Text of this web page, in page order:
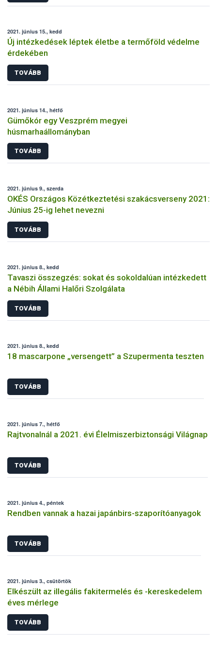
2021. június 15., kedd
Új intézkedések léptek életbe a termőföld védelme
érdekében
TOVÁBB
2021. június 14., hétfő
Gümőkór egy Veszprém megyei
húsmarhaállományban
TOVÁBB
2021. június 9., szerda
OKÉS Országos Közétkeztetési szakácsverseny 2021:
Június 25-ig lehet nevezni
TOVÁBB
2021. június 8., kedd
Tavaszi összegzés: sokat és sokoldalúan intézkedett
a Nébih Állami Halőri Szolgálata
TOVÁBB
2021. június 8., kedd
18 mascarpone „versengett” a Szupermenta teszten
TOVÁBB
2021. június 7., hétfő
Rajtvonalnál a 2021. évi Élelmiszerbiztonsági Világnap
TOVÁBB
2021. június 4., péntek
Rendben vannak a hazai japánbirs-szaporítóanyagok
TOVÁBB
2021. június 3., csütörtök
Elkészült az illegális fakitermelés és -kereskedelem
éves mérlege
TOVÁBB